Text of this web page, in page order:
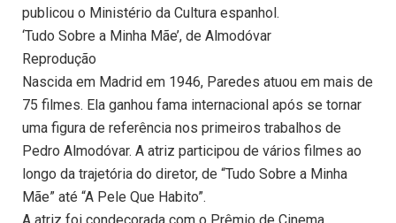
publicou o Ministério da Cultura espanhol.
‘Tudo Sobre a Minha Mãe’, de Almodóvar
Reprodução
Nascida em Madrid em 1946, Paredes atuou em mais de
75 filmes. Ela ganhou fama internacional após se tornar
uma figura de referência nos primeiros trabalhos de
Pedro Almodóvar. A atriz participou de vários filmes ao
longo da trajetória do diretor, de “Tudo Sobre a Minha
Mãe” até “A Pele Que Habito”.